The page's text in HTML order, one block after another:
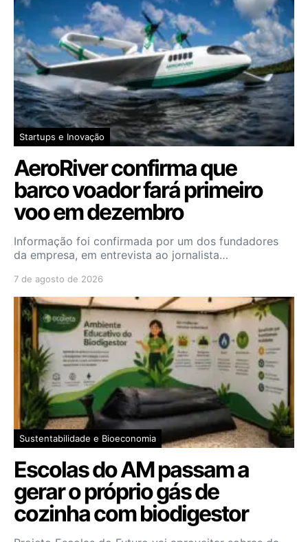
Startups e Inovação
AeroRiver confirma que
barco voador fará primeiro
voo em dezembro
Informação foi confirmada por um dos fundadores
da empresa, em entrevista ao jornalista…
7 de agosto de 2026
Sustentabilidade e Bioeconomia
Escolas do AM passam a
gerar o próprio gás de
cozinha com biodigestor